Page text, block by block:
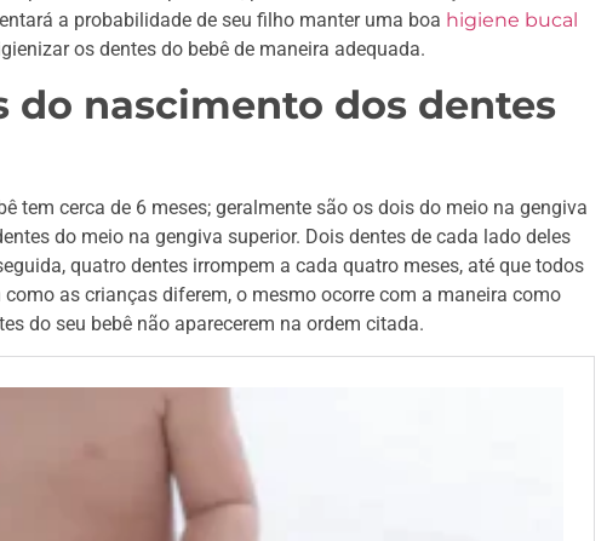
a probabilidade de seu filho manter uma boa higiene bucal
os dentes do bebê de maneira adequada.
do nascimento dos dentes
tem cerca de 6 meses; geralmente são os dois do meio na gengiva
do meio na gengiva superior. Dois dentes de cada lado deles
quatro dentes irrompem a cada quatro meses, até que todos
as crianças diferem, o mesmo ocorre com a maneira como
do seu bebê não aparecerem na ordem citada.